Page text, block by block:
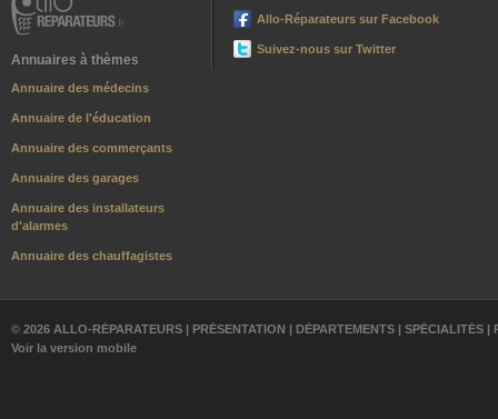
Annuaires à thèmes
Annuaire des médecins
Annuaire de l'éducation
Annuaire des commerçants
Annuaire des garages
Annuaire des installateurs
d'alarmes
Annuaire des chauffagistes
Allo-Réparateurs sur Facebook
Suivez-nous sur Twitter
© 2026 ALLO-RÉPARATEURS | PRÉSENTATION | DÉPARTEMENTS | SPÉCIALITÉS |
Voir la version mobile